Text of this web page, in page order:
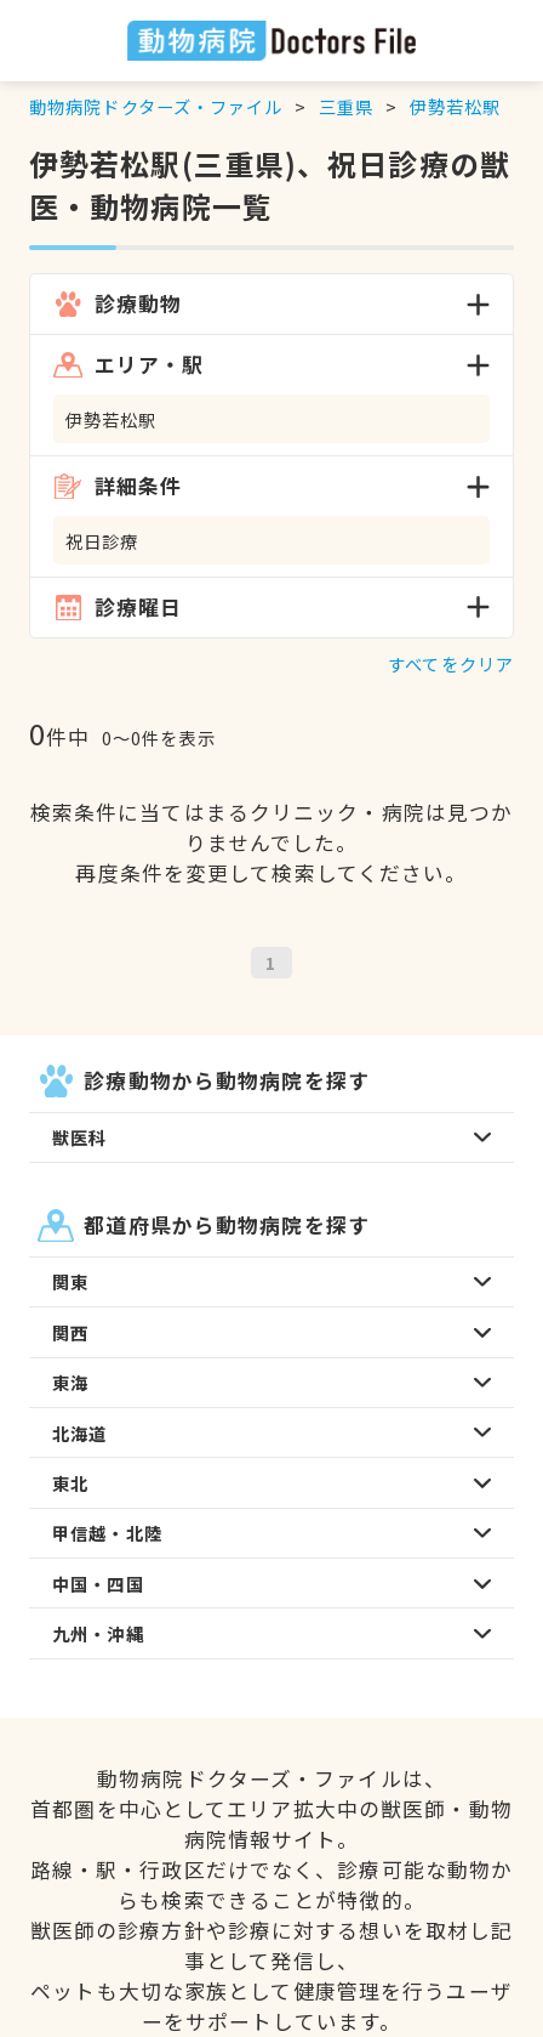
動物病院ドクターズ・ファイル 三重県 伊勢若松駅
伊勢若松駅(三重県)、祝日診療の獣
医・動物病院一覧
診療動物
エリア・駅
伊勢若松駅
詳細条件
祝日診療
診療曜日
すべてをクリア
0件中 0〜0件を表示
検索条件に当てはまるクリニック・病院は見つか
りませんでした。
再度条件を変更して検索してください。
1
診療動物から動物病院を探す
獣医科
都道府県から動物病院を探す
関東
関西
東海
北海道
東北
甲信越・北陸
中国・四国
九州・沖縄
動物病院ドクターズ・ファイルは、
首都圏を中心としてエリア拡大中の獣医師・動物
病院情報サイト。
路線・駅・行政区だけでなく、診療可能な動物か
らも検索できることが特徴的。
獣医師の診療方針や診療に対する想いを取材し記
事として発信し、
ペットも大切な家族として健康管理を行うユーザ
ーをサポートしています。